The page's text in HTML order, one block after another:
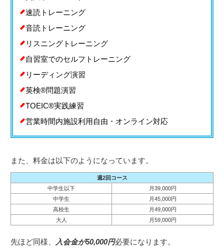
速読トレーニング
音読トレーニング
リスニングトレーニング
自習室でのセルフトレーニング
リーディング演習
英検®︎問題演習
TOEIC®︎実践練習
営業時間内施設利用自由・オンライン対応
また、料金は以下のようになっています。
週2回コース
中学生以下
月39,000円
中学生
月45,000円
高校生
月49,000円
大人
月59,000円
先ほど同様、 入会金が50,000円必要になります。